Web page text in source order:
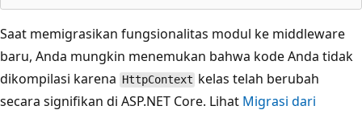
Saat memigrasikan fungsionalitas modul ke middleware
baru, Anda mungkin menemukan bahwa kode Anda tidak
dikompilasi karena HttpContext kelas telah berubah
secara signifikan di ASP.NET Core. Lihat Migrasi dari